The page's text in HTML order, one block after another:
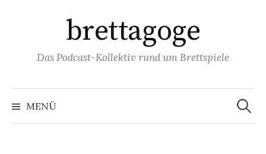
brettagoge
Das Podcast-Kollektiv rund um Brettspiele
MENÜ
Suchen
nach: